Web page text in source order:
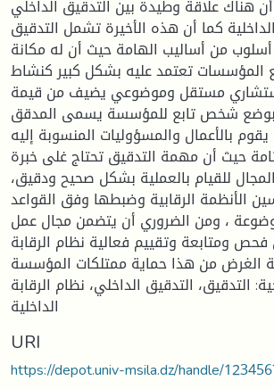
هناك علاقة وطيدة بين التدقيق الداخلي
كما أن هذه الأخيرة تشمل التدقيق
من أساليب الهامة حيث أن له مكانة
المؤسسات تعتمد عليه بشكل كبير كنشاط
مستقل وموضوعي يضيف من قيمة
شخص تابع للمؤسسة يسمى المدقق
بالأعمال والمسؤوليات المنسوبة إليه
حيث أن مهمة التدقيق تحتاج غلى خبرة
للقيام بالعملية بشكل صحيح ودقيق،
الأنظمة الرقابية وضبطها وفق القواعد
، ومن الضروري أن يتضمن مجال عمل
فحص ومتابعة وتقييم فعالية نظام الرقابة
الغرض من هذا حماية ممتلكات المؤسسة .
التدقيق، التدقيق الداخلي، نظام الرقابة
الداخلية
URI
https://depot.univ-msila.dz/handle/